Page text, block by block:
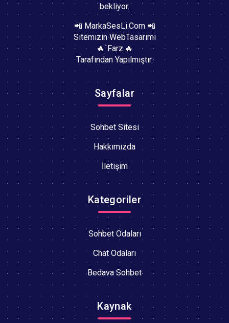
bekliyor.
📲 MarkaSesLi.Com 📲
Sitemizin WebTasarımı
🔥`Farz.🔥
Tarafından Yapılmıştır.
Sayfalar
Sohbet Sitesi
Hakkımızda
İletişim
Kategoriler
Sohbet Odaları
Chat Odaları
Bedava Sohbet
Kaynak